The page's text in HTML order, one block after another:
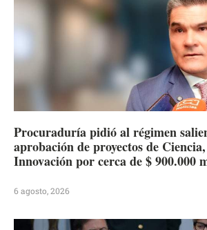
Procuraduría pidió al régimen
aprobación de proyectos de
Innovación por cerca de $ 900.000
6 agosto, 2026